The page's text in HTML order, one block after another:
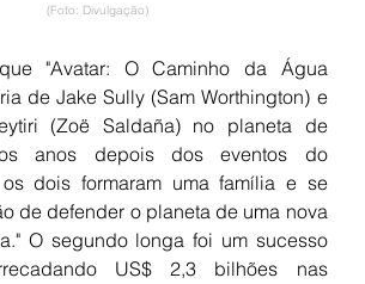
(Foto: Divulgação)
"Avatar: O Caminho da Água
de Jake Sully (Sam Worthington) e
(Zoë Saldaña) no planeta de
anos depois dos eventos do
dois formaram uma família e se
de defender o planeta de uma nova
O segundo longa foi um sucesso
US$ 2,3 bilhões nas